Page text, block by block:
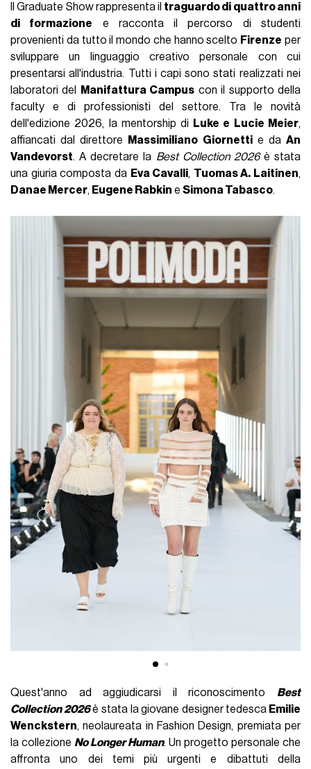
Il Graduate Show rappresenta il traguardo di quattro anni
di formazione e racconta il percorso di studenti
provenienti da tutto il mondo che hanno scelto Firenze per
sviluppare un linguaggio creativo personale con cui
presentarsi all'industria. Tutti i capi sono stati realizzati nei
laboratori del
Manifattura Campus con il supporto della
faculty e di professionisti del settore. Tra le novità
dell'edizione 2026, la mentorship di
Luke e Lucie Meier,
affiancati dal direttore
Massimiliano Giornettie da An
Vandevorst. A decretare la Best Collection 2026è stata
una giuria composta da Eva Cavalli, Tuomas A. Laitinen,
Danae Mercer, Eugene Rabkin eSimona Tabasco.
Quest'anno ad aggiudicarsi il riconoscimento Best
Collection 2026è stata la giovane designer tedesca Emilie
Wenckstern, neolaureata in Fashion Design, premiata per
la collezione No Longer Human. Un progetto personale che
affronta uno dei temi più urgenti e dibattuti della